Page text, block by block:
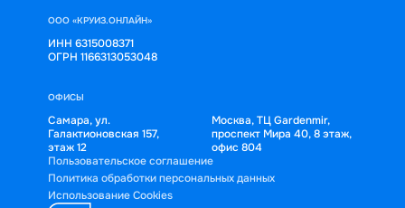
ООО «КРУИЗ.ОНЛАЙН»
ИНН 6315008371
ОГРН 1166313053048
ОФИСЫ
Самара, ул.
Галактионовская 157,
этаж 12
Москва, ТЦ Gardenmir,
проспект Мира 40, 8 этаж,
офис 804
Пользовательское соглашение
Политика обработки персональных данных
Использование Cookies